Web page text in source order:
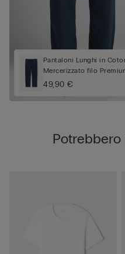
Pantaloni Lunghi in
Mercerizzato filo
49,90 €
Potrebbero